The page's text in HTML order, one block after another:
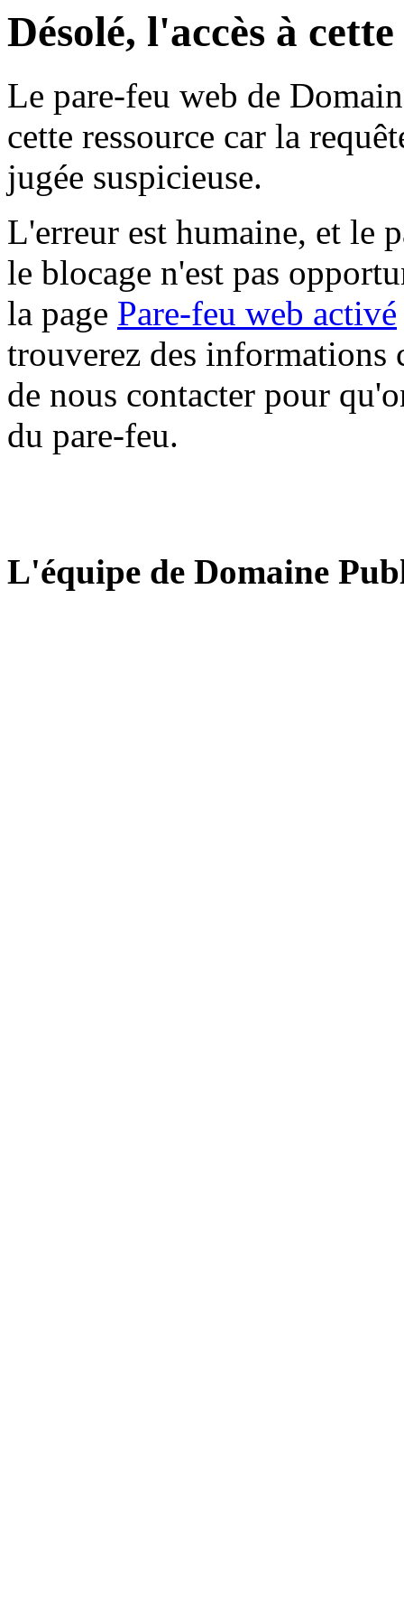
Désolé, l'accès à
Le pare-feu web de
cette ressource car la
jugée suspicieuse.
L'erreur est humaine, et le
le blocage n'est pas
la page Pare-feu web activé
trouverez des informations
de nous contacter pour
du pare-feu.
L'équipe de Domaine